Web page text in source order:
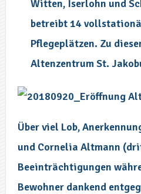
Witten, Iserlohn und
betreibt 14
Pflegeplätzen. Zu
Altenzentrum St.
Über viel Lob,
und Cornelia Altmann
Beeinträchtigungen
Bewohner dankend